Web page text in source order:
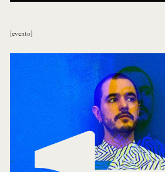
evento